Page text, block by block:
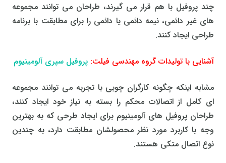
چند پروفیل با هم قرار می گیرند، طراحان می توانند مجموعه
های غیر دائمی، نیمه دائمی یا دائمی را برای مطابقت با برنامه
طراحی ایجاد کنند.
آشنایی با تولیدات گروه مهندسی فیلت: پروفیل سپری آلومینیوم
مشابه اینکه چگونه کارگران چوبی با تجربه می توانند مجموعه
ای کامل از اتصالات محکم را بسته به نیاز خود ایجاد کنند،
طراحان پروفیل های آلومینیوم برای ایجاد طرحی که به بهترین
وجه با کاربرد مورد نظر محصولشان مطابقت دارد، به چندین
نوع اتصال متکی هستند.